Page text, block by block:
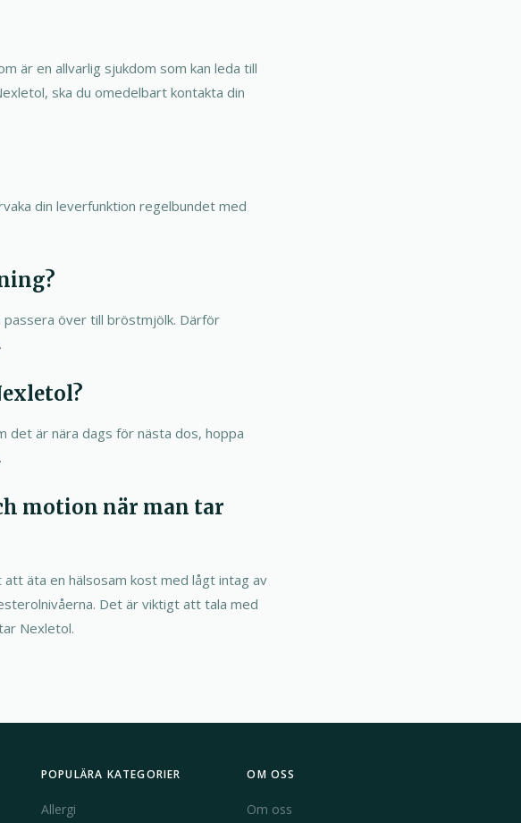
är en allvarlig sjukdom som kan leda till
ska du omedelbart kontakta din
din leverfunktion regelbundet med
över till bröstmjölk. Därför
det är nära dags för nästa dos, hoppa
motion när man tar
äta en hälsosam kost med lågt intag av
Det är viktigt att tala med
Nexletol.
POPULÄRA KATEGORIER
Allergi
OM OSS
Om oss